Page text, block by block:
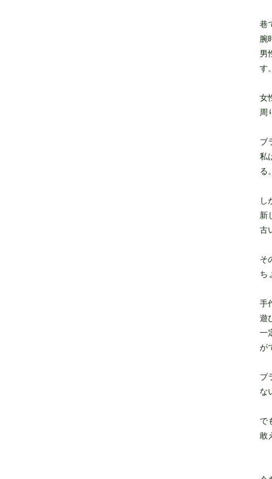
巷
腕
男
す。
女
周
ブ
私
る。
し
新
古
そ
ち
手
遊
一
が
ブ
な
で
敢